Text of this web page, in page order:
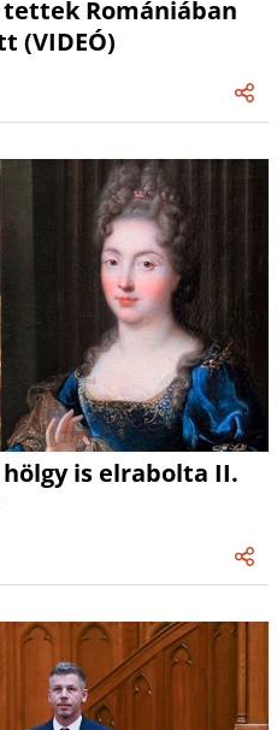
Romániában
(VIDEÓ)
is elrabolta II.